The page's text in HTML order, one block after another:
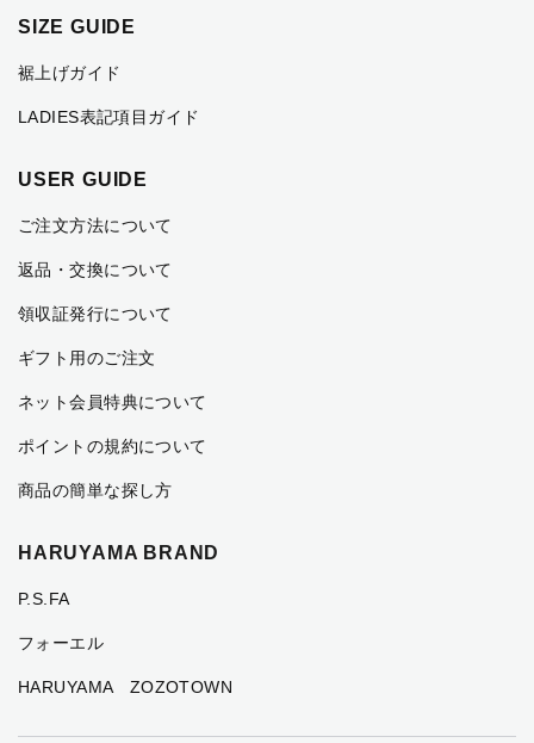
SIZE GUIDE
裾上げガイド
LADIES表記項目ガイド
USER GUIDE
ご注文方法について
返品・交換について
領収証発行について
ギフト用のご注文
ネット会員特典について
ポイントの規約について
商品の簡単な探し方
HARUYAMA BRAND
P.S.FA
フォーエル
HARUYAMA ZOZOTOWN